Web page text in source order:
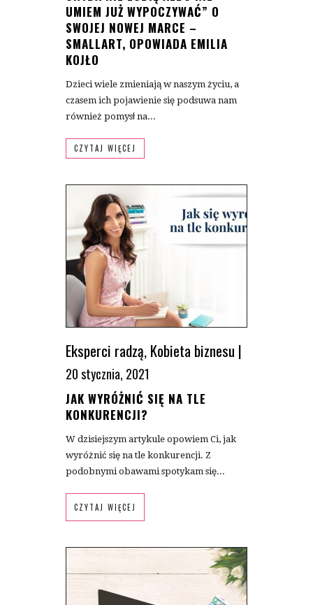
UMIEM JUŻ WYPOCZYWAĆ” O
SWOJEJ NOWEJ MARCE –
SMALLART, OPOWIADA EMILIA
KOJŁO
Dzieci wiele zmieniają w naszym życiu, a
czasem ich pojawienie się podsuwa nam
również pomysł na...
CZYTAJ WIĘCEJ
Eksperci radzą,Kobieta biznesu |
20 stycznia, 2021
JAK WYRÓŻNIĆ SIĘ NA TLE
KONKURENCJI?
W dzisiejszym artykule opowiem Ci, jak
wyróżnić się na tle konkurencji. Z
podobnymi obawami spotykam się...
CZYTAJ WIĘCEJ